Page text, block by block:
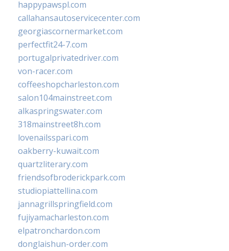
happypawspl.com
callahansautoservicecenter.com
georgiascornermarket.com
perfectfit24-7.com
portugalprivatedriver.com
von-racer.com
coffeeshopcharleston.com
salon104mainstreet.com
alkaspringswater.com
318mainstreet8h.com
lovenailsspari.com
oakberry-kuwait.com
quartzliterary.com
friendsofbroderickpark.com
studiopiattellina.com
jannagrillspringfield.com
fujiyamacharleston.com
elpatronchardon.com
donglaishun-order.com